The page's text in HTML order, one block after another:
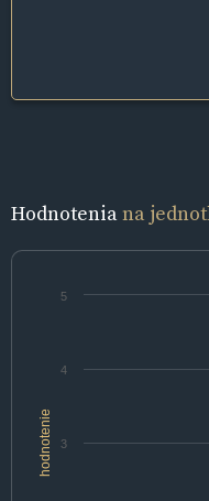
Hodnoteniana
hodnotenie 3
4
5